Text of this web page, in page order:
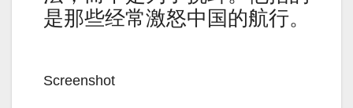
是那些经常激怒中国的航行。
Screenshot